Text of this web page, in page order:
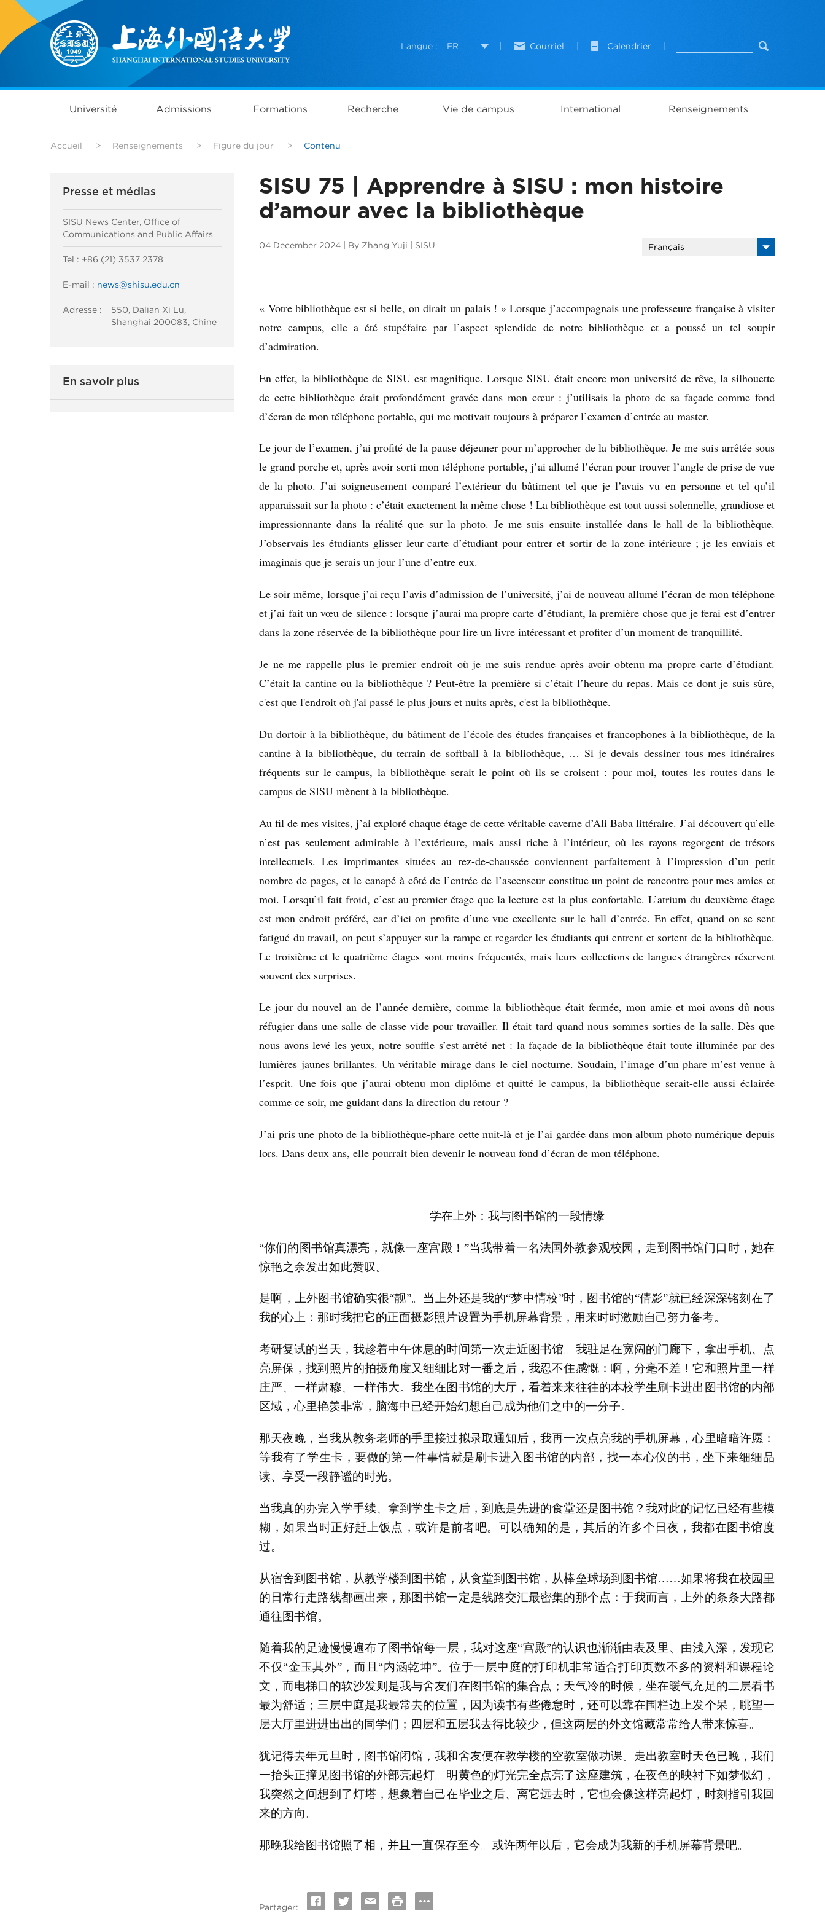
Langue : FR Courriel Calendrier
Université Admissions Formations Recherche Vie de campus International Renseignements
Accueil > Renseignements > Figure du jour > Contenu
Presse et médias
SISU News Center, Office of
Communications and Public Affairs
Tel : +86 (21) 3537 2378
E-mail : news@shisu.edu.cn
Adresse :
550, Dalian Xi Lu,
Shanghai 200083, Chine
En savoir plus
SISU 75 | Apprendre à SISU : mon histoire
d’amour avec la bibliothèque
04 December 2024 | By Zhang Yuji | SISU Français
« Votre bibliothèque est si belle, on dirait un palais ! » Lorsque j’accompagnais une professeure française à visiter
notre campus, elle a été stupéfaite par l’aspect splendide de notre bibliothèque et a poussé un tel soupir
d’admiration.
En effet, la bibliothèque de SISU est magnifique. Lorsque SISU était encore mon université de rêve, la silhouette
de cette bibliothèque était profondément gravée dans mon cœur : j’utilisais la photo de sa façade comme fond
d’écran de mon téléphone portable, qui me motivait toujours à préparer l’examen d’entrée au master.
Le jour de l’examen, j’ai profité de la pause déjeuner pour m’approcher de la bibliothèque. Je me suis arrêtée sous
le grand porcheet, après avoir sorti mon téléphone portable, j’ai allumé l’écran pour trouver l’angle de prise de vue
de la photo. J’ai soigneusement comparé l’extérieur du bâtiment tel que je l’avais vu en personne et tel qu’il
apparaissait sur la photo : c’était exactement la même chose ! La bibliothèque est tout aussi solennelle, grandiose et
impressionnante dans la réalité que sur la photo. Je me suis ensuite installée dans le hall de la bibliothèque.
J’observais les étudiants glisser leur carte d’étudiant pour entrer et sortir de la zone intérieure ; je les enviais et
imaginais que je serais un jour l’une d’entre eux.
Le soir même, lorsque j’ai reçu l’avis d’admission de l’université, j’ai de nouveau allumé l’écran de mon téléphone
et j’ai fait un vœu de silence : lorsque j’aurai ma propre carte d’étudiant, la première chose que je ferai est d’entrer
dans la zone réservée de la bibliothèque pour lire un livre intéressant et profiter d’un moment de tranquillité.
Je ne me rappelle plus le premier endroit où je me suis rendue après avoir obtenu ma propre carte d’étudiant.
C’était la cantine ou la bibliothèque ? Peut-être la première si c’était l’heure du repas. Mais ce dont je suis sûre,
c'est que l'endroit où j'ai passé le plus jours et nuits après, c'est la bibliothèque.
Du dortoir à la bibliothèque, du bâtiment de l’école des études françaises et francophones à la bibliothèque, de la
cantine à la bibliothèque, du terrain de softball à la bibliothèque, … Si je devais dessiner tous mes itinéraires
fréquents sur le campus, la bibliothèque serait le point où ils se croisent : pour moi, toutes les routes dans le
campus de SISU mènent à la bibliothèque.
Au fil de mes visites, j’ai exploré chaque étage de cette véritable caverne d’Ali Baba littéraire. J’ai découvert qu’elle
n’est pas seulement admirable à l’extérieure, mais aussi riche à l’intérieur, où les rayons regorgent de trésors
intellectuels. Les imprimantes situées au rez-de-chaussée conviennent parfaitement à l’impression d’un petit
nombre de pages, et le canapé à côté de l’entrée de l’ascenseur constitue un point de rencontre pour mes amies et
moi. Lorsqu’il fait froid, c’est au premier étage que la lecture est la plus confortable. L’atrium du deuxième étage
est mon endroit préféré, car d’ici on profite d’une vue excellente sur le hall d’entrée. En effet, quand on se sent
fatigué du travail, on peut s’appuyer sur la rampe et regarder les étudiants qui entrent et sortent de la bibliothèque.
Le troisième et le quatrième étages sont moins fréquentés, mais leurs collections de langues étrangères réservent
souvent des surprises.
Le jour du nouvel an de l’année dernière, comme la bibliothèque était fermée, mon amie et moi avons dû nous
réfugier dans une salle de classe vide pour travailler. Il était tard quand nous sommes sorties de la salle. Dès que
nous avons levé les yeux, notre souffle s’est arrêté net : la façade de la bibliothèque était toute illuminée par des
lumières jaunes brillantes. Un véritable mirage dans le ciel nocturne. Soudain, l’image d’un phare m’est venue à
l’esprit. Une fois que j’aurai obtenu mon diplôme et quitté le campus, la bibliothèque serait-elle aussi éclairée
comme ce soir, me guidant dans la direction du retour ?
J’ai pris une photo de la bibliothèque-phare cette nuit-là et je l’ai gardée dans mon album photo numérique depuis
lors. Dans deux ans, elle pourrait bien devenir le nouveau fond d’écran de mon téléphone.
学在上外：我与图书馆的一段情缘
“你们的图书馆真漂亮，就像一座宫殿！”当我带着一名法国外教参观校园，走到图书馆门口时，她在
惊艳之余发出如此赞叹。
是啊，上外图书馆确实很“靓”。当上外还是我的“梦中情校”时，图书馆的“倩影”就已经深深铭刻在了
我的心上：那时我把它的正面摄影照片设置为手机屏幕背景，用来时时激励自己努力备考。
考研复试的当天，我趁着中午休息的时间第一次走近图书馆。我驻足在宽阔的门廊下，拿出手机、点
亮屏保，找到照片的拍摄角度又细细比对一番之后，我忍不住感慨：啊，分毫不差！它和照片里一样
庄严、一样肃穆、一样伟大。我坐在图书馆的大厅，看着来来往往的本校学生刷卡进出图书馆的内部
区域，心里艳羡非常，脑海中已经开始幻想自己成为他们之中的一分子。
那天夜晚，当我从教务老师的手里接过拟录取通知后，我再一次点亮我的手机屏幕，心里暗暗许愿：
等我有了学生卡，要做的第一件事情就是刷卡进入图书馆的内部，找一本心仪的书，坐下来细细品
读、享受一段静谧的时光。
当我真的办完入学手续、拿到学生卡之后，到底是先进的食堂还是图书馆？我对此的记忆已经有些模
糊，如果当时正好赶上饭点，或许是前者吧。可以确知的是，其后的许多个日夜，我都在图书馆度
过。
从宿舍到图书馆，从教学楼到图书馆，从食堂到图书馆，从棒垒球场到图书馆……如果将我在校园里
的日常行走路线都画出来，那图书馆一定是线路交汇最密集的那个点：于我而言，上外的条条大路都
通往图书馆。
随着我的足迹慢慢遍布了图书馆每一层，我对这座“宫殿”的认识也渐渐由表及里、由浅入深，发现它
不仅“金玉其外”，而且“内涵乾坤”。位于一层中庭的打印机非常适合打印页数不多的资料和课程论
文，而电梯口的软沙发则是我与舍友们在图书馆的集合点；天气冷的时候，坐在暖气充足的二层看书
最为舒适；三层中庭是我最常去的位置，因为读书有些倦怠时，还可以靠在围栏边上发个呆，眺望一
层大厅里进进出出的同学们；四层和五层我去得比较少，但这两层的外文馆藏常常给人带来惊喜。
犹记得去年元旦时，图书馆闭馆，我和舍友便在教学楼的空教室做功课。走出教室时天色已晚，我们
一抬头正撞见图书馆的外部亮起灯。明黄色的灯光完全点亮了这座建筑，在夜色的映衬下如梦似幻，
我突然之间想到了灯塔，想象着自己在毕业之后、离它远去时，它也会像这样亮起灯，时刻指引我回
来的方向。
那晚我给图书馆照了相，并且一直保存至今。或许两年以后，它会成为我新的手机屏幕背景吧。
Partager: